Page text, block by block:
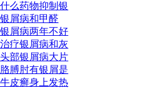
什么药物抑制银
银屑病和甲醛
银屑病两年不好
治疗银屑病和灰
头部银屑病大片
胳膊肘有银屑是
牛皮癣身上发热